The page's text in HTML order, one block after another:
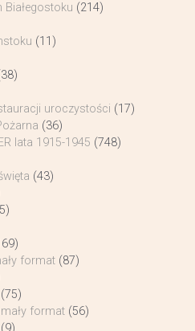
(214)
(11)
uroczystości (17)
(36)
lata 1915-1945 (748)
(43)
format (87)
(75)
format (56)
(9)